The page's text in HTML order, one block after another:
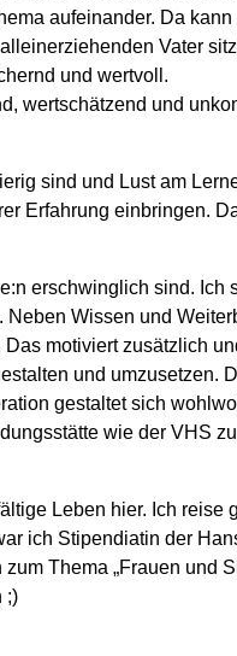
aufeinander. Da
Vater
und wertvoll.
wertschätzend und
sind und Lust am
Erfahrung einbringen.
erschwinglich sind. Ich
Wissen und
motiviert zusätzlich
und umzusetzen.
gestaltet sich
wie der VHS
Leben hier. Ich reise
ich Stipendiatin der
Thema „Frauen und
;)